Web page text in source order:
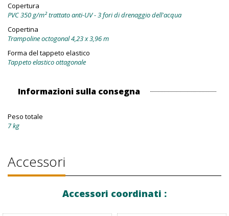
Copertura
PVC 350 g/m² trattato anti-UV - 3 fori di drenaggio dell'acqua
Copertina
Trampoline octogonal 4,23 x 3,96 m
Forma del tappeto elastico
Tappeto elastico ottagonale
Informazioni sulla consegna
Peso totale
7 kg
Accessori
Accessori coordinati :